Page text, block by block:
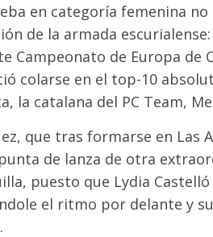
en categoría femenina
de la armada
Campeonato de Europa de
colarse en el top-10
la catalana del PC Team,
que tras formarse en Las
de lanza de otra
puesto que Lydia
el ritmo por delante y